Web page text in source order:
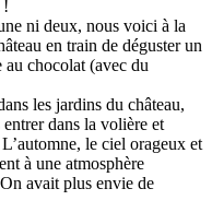
!
ni deux, nous voici à la
en train de déguster un
au chocolat (avec du
les jardins du château,
dans la volière et
le ciel orageux et
à une atmosphère
avait plus envie de